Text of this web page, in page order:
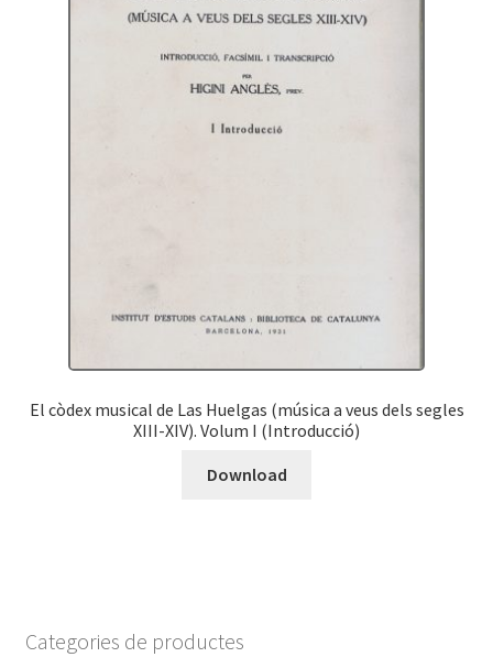
El còdex musical de Las Huelgas (música a veus dels segles
XIII-XIV). Volum I (Introducció)
Download
Categories de productes